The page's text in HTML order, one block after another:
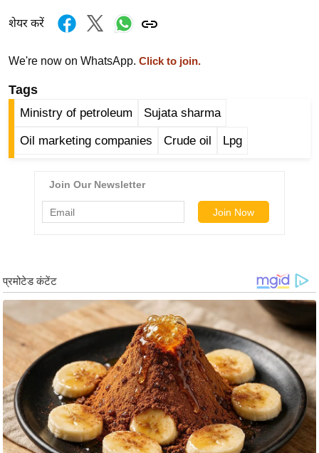
ज
त
बॉ
ली
वु
ड
स
मी
e
a
k
i
n
शेयर करें
We're now on WhatsApp. Click to join.
Tags
Ministry of petroleum Sujata sharma
Oil marketing companies Crude oil Lpg